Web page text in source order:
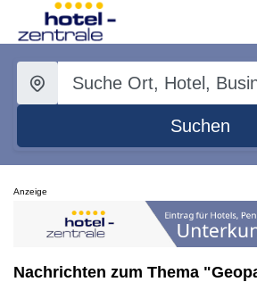
Suchen
Anzeige
Nachrichten zum Thema